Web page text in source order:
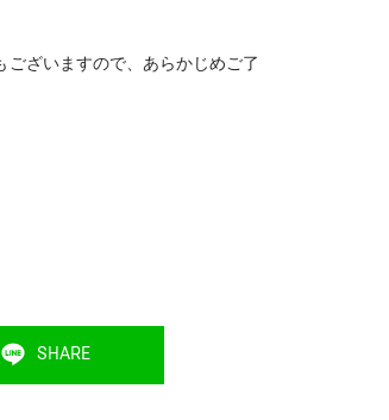
ざいますので、あらかじめご了
SHARE